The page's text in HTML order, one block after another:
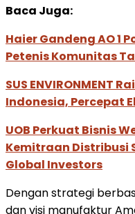
Baca Juga:
Haier Gandeng AO 1
Petenis Komunitas
SUS ENVIRONMENT
Indonesia, Percepat
UOB Perkuat Bisnis
Kemitraan Distribusi
Global Investors
Dengan strategi
dan visi manufaktur